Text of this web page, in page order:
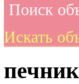
Поиск
Искать